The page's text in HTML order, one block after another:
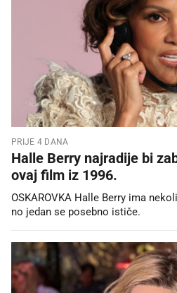
PRIJE 4 DANA
Halle Berry najradije bi
ovaj film iz 1996.
OSKAROVKA Halle Berry ima
no jedan se posebno ističe.